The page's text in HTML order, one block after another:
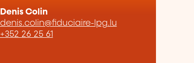
Denis Colin
denis.colin@fiduciaire-lpg.lu
+352 26 25 61